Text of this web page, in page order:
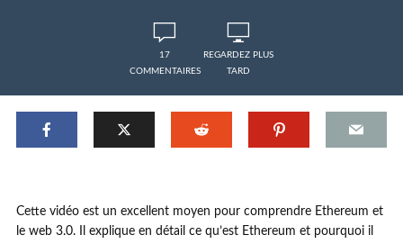
17
COMMENTAIRES
REGARDEZ PLUS
TARD
Cette vidéo est un excellent moyen pour comprendre Ethereum et
le web 3.0. Il explique en détail ce qu’est Ethereum et pourquoi il